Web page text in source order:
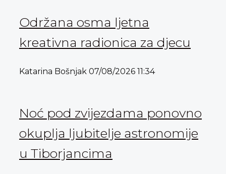
Održana osma ljetna
kreativna radionica za djecu
Katarina Bošnjak 07/08/2026 11:34
Noć pod zvijezdama ponovno
okuplja ljubitelje astronomije
u Tiborjancima